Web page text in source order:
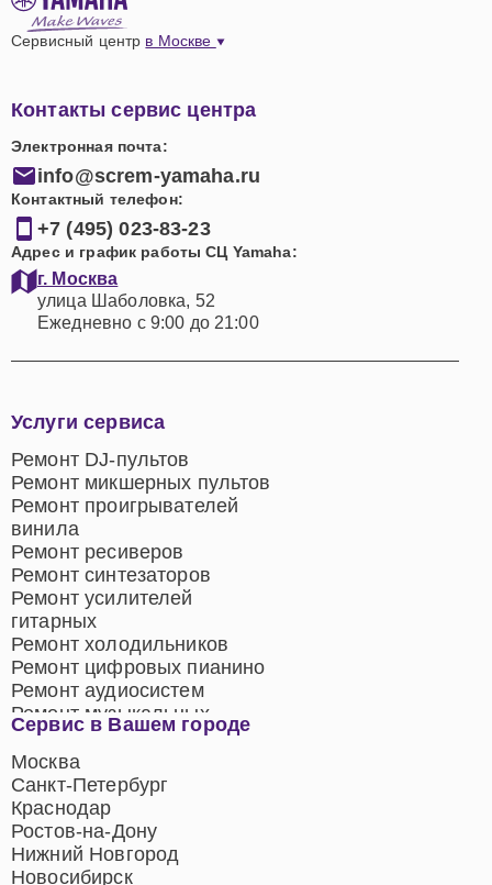
Сервисный центр в Москве
Контакты сервис центра
Электронная почта:
info@screm-yamaha.ru
Контактный телефон:
+7 (495) 023-83-23
Адрес и график работы СЦ Yamaha:
г. Москва
улица Шаболовка, 52
Ежедневно с 9:00 до 21:00
Сервис в Вашем городе
Москва
Санкт-Петербург
Краснодар
Ростов-на-Дону
Нижний Новгород
Новосибирск
Услуги сервиса
Ремонт DJ-пультов
Ремонт микшерных пультов
Ремонт проигрывателей
винила
Ремонт ресиверов
Ремонт синтезаторов
Ремонт усилителей
гитарных
Ремонт холодильников
Ремонт цифровых пианино
Ремонт аудиосистем
Ремонт музыкальных
центров
Ремонт домашних
кинотеатров
Ремонт микрофонов
Ремонт акустических
систем